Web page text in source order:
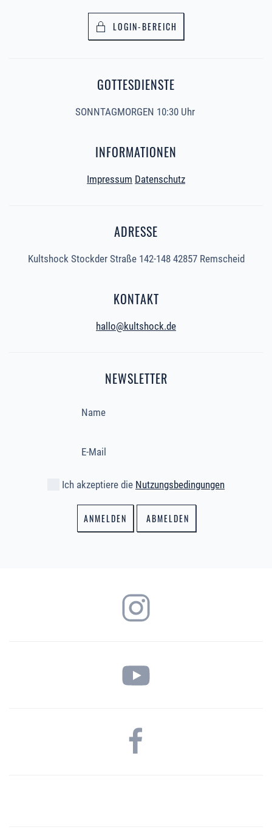
LOGIN-BEREICH
GOTTESDIENSTE
SONNTAGMORGEN 10:30 Uhr
INFORMATIONEN
Impressum Datenschutz
ADRESSE
Kultshock Stockder Straße 142-148 42857 Remscheid
KONTAKT
hallo@kultshock.de
NEWSLETTER
Ich akzeptiere die Nutzungsbedingungen